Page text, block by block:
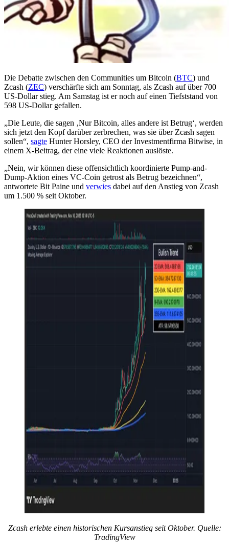
Die Debatte zwischen den Communities um Bitcoin (BTC) und
Zcash (ZEC) verschärfte sich am Sonntag, als Zcash auf über 700
US-Dollar stieg. Am Samstag ist er noch auf einen Tiefststand von
598 US-Dollar gefallen.
„Die Leute, die sagen ‚Nur Bitcoin, alles andere ist Betrug‘, werden
sich jetzt den Kopf darüber zerbrechen, was sie über Zcash sagen
sollen“, sagte Hunter Horsley, CEO der Investmentfirma Bitwise, in
einem X-Beitrag, der eine viele Reaktionen auslöste.
„Nein, wir können diese offensichtlich koordinierte Pump-and-
Dump-Aktion eines VC-Coin getrost als Betrug bezeichnen“,
antwortete Bit Paine und verwies dabei auf den Anstieg von Zcash
um 1.500 % seit Oktober.
Zcash erlebte einen historischen Kursanstieg seit Oktober. Quelle:
TradingView